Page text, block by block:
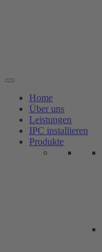
Home
Über uns
Leistungen
IPC installieren
Produkte